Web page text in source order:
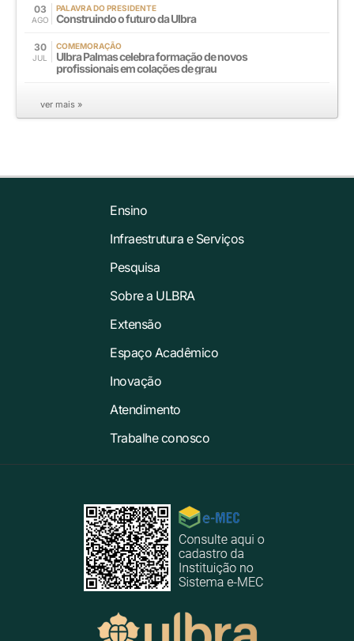
03
AGO
PALAVRA DO PRESIDENTE
Construindo o futuro da Ulbra
30
JUL
COMEMORAÇÃO
Ulbra Palmas celebra formação de novos
profissionais em colações de grau
ver mais »
Ensino
Infraestrutura e Serviços
Pesquisa
Sobre a ULBRA
Extensão
Espaço Acadêmico
Inovação
Atendimento
Trabalhe conosco